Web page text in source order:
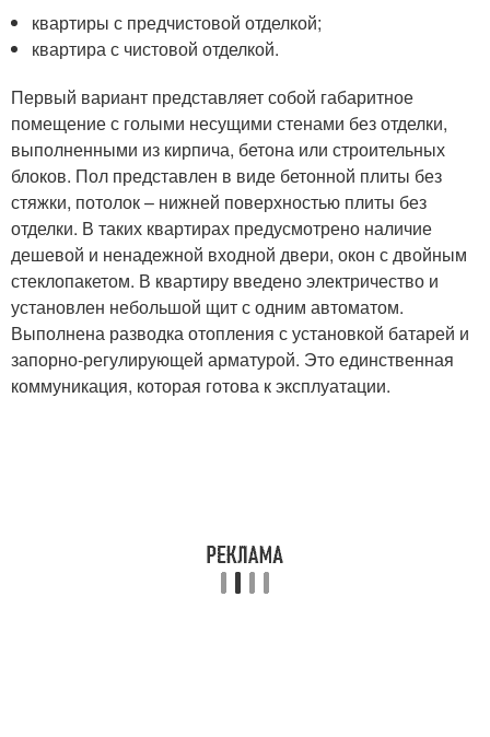
квартиры с предчистовой отделкой;
квартира с чистовой отделкой.
Первый вариант представляет собой габаритное
помещение с голыми несущими стенами без отделки,
выполненными из кирпича, бетона или строительных
блоков. Пол представлен в виде бетонной плиты без
стяжки, потолок – нижней поверхностью плиты без
отделки. В таких квартирах предусмотрено наличие
дешевой и ненадежной входной двери, окон с двойным
стеклопакетом. В квартиру введено электричество и
установлен небольшой щит с одним автоматом.
Выполнена разводка отопления с установкой батарей и
запорно-регулирующей арматурой. Это единственная
коммуникация, которая готова к эксплуатации.